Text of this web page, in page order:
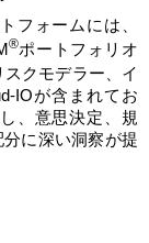
フォームには、
®ポートフォリオ
クモデラー、イ
IOが含まれてお
、意思決定、規
に深い洞察が提